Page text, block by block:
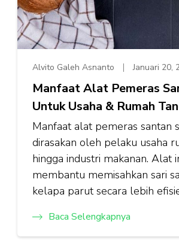
Alvito Galeh Asnanto Januari 20,
Manfaat Alat Pemeras
Untuk Usaha & Rumah
Manfaat alat pemeras santan
dirasakan oleh pelaku usaha
hingga industri makanan. Alat
membantu memisahkan sari
kelapa parut secara lebih
Baca Selengkapnya